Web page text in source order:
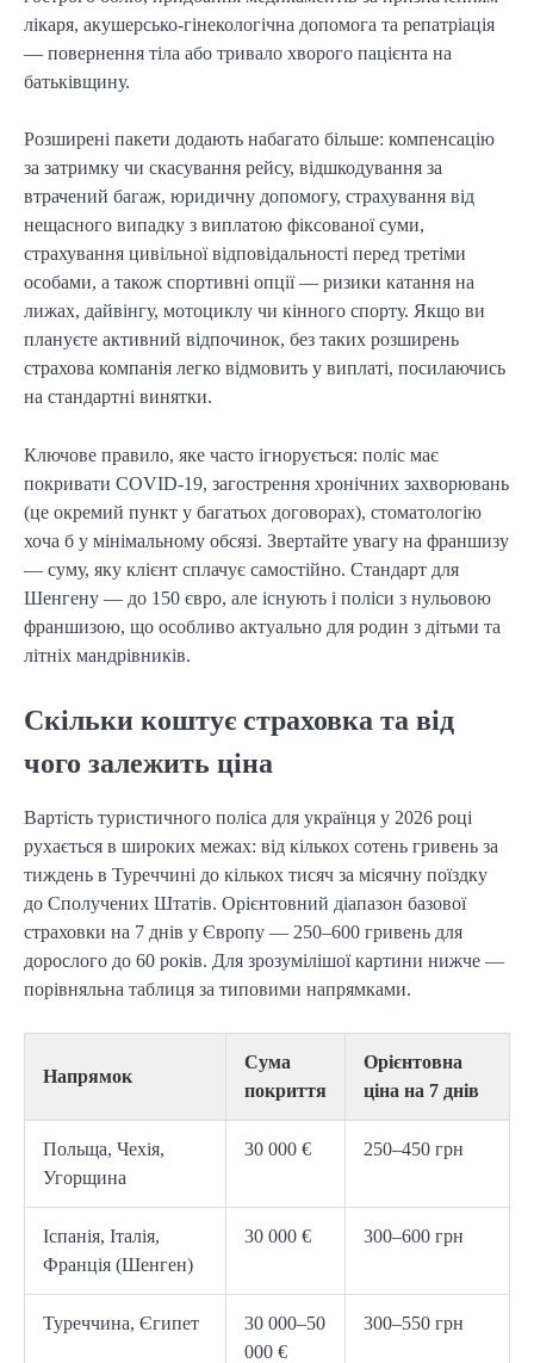
лікаря, акушерсько-гінекологічна допомога та репатріація
— повернення тіла або тривало хворого пацієнта на
батьківщину.
Розширені пакети додають набагато більше: компенсацію
за затримку чи скасування рейсу, відшкодування за
втрачений багаж, юридичну допомогу, страхування від
нещасного випадку з виплатою фіксованої суми,
страхування цивільної відповідальності перед третіми
особами, а також спортивні опції — ризики катання на
лижах, дайвінгу, мотоциклу чи кінного спорту. Якщо ви
плануєте активний відпочинок, без таких розширень
страхова компанія легко відмовить у виплаті, посилаючись
на стандартні винятки.
Ключове правило, яке часто ігнорується: поліс має
покривати COVID-19, загострення хронічних захворювань
(це окремий пункт у багатьох договорах), стоматологію
хоча б у мінімальному обсязі. Звертайте увагу на франшизу
— суму, яку клієнт сплачує самостійно. Стандарт для
Шенгену — до 150 євро, але існують і поліси з нульовою
франшизою, що особливо актуально для родин з дітьми та
літніх мандрівників.
Скільки коштує страховка та від
чого залежить ціна
Вартість туристичного поліса для українця у 2026 році
рухається в широких межах: від кількох сотень гривень за
тиждень в Туреччині до кількох тисяч за місячну поїздку
до Сполучених Штатів. Орієнтовний діапазон базової
страховки на 7 днів у Європу — 250–600 гривень для
дорослого до 60 років. Для зрозумілішої картини нижче —
порівняльна таблиця за типовими напрямками.
Напрямок
Сума
покриття
Орієнтовна
ціна на 7 днів
Польща, Чехія,
Угорщина
30 000 € 250–450 грн
Іспанія, Італія,
Франція (Шенген)
30 000 € 300–600 грн
Туреччина, Єгипет
30 000–50
000 €
300–550 грн